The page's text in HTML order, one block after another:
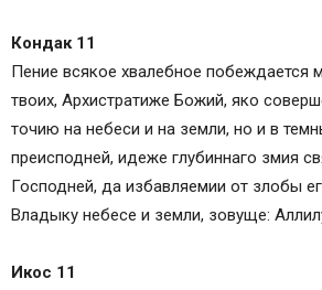
Кондак 11
Пение всякое хвалебное побеждается
твоих, Архистратиже Божий, яко
точию на небеси и на земли, но и в
преисподней, идеже глубиннаго змия
Господней, да избавляемии от злобы
Владыку небесе и земли, зовуще:
Икос 11